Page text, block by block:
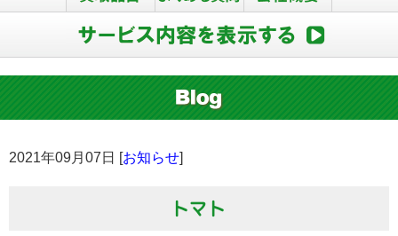
2021年09月07日 [お知らせ]
トマト